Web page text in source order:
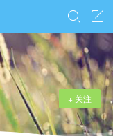


+ 关注